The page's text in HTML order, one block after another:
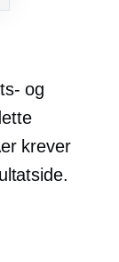
og
krever